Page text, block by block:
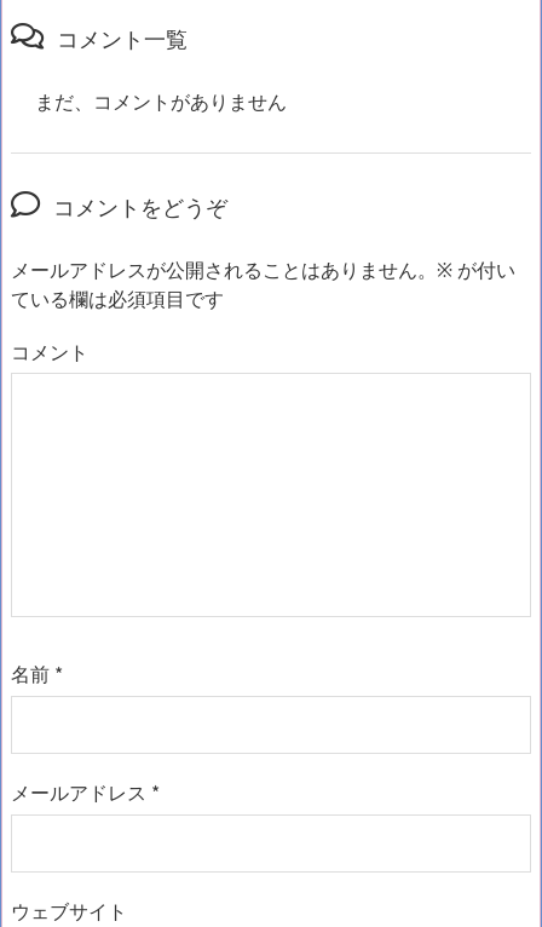
コメント一覧
まだ、コメントがありません
コメントをどうぞ
メールアドレスが公開されることはありません。 ※ が付い
ている欄は必須項目です
コメント
名前 *
メールアドレス *
ウェブサイト